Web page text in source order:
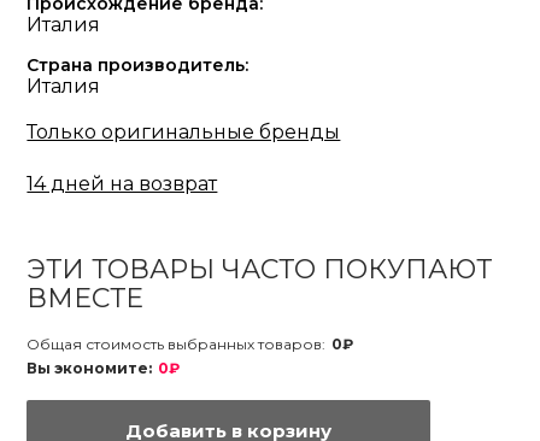
Италия
Страна производитель:
Италия
Только оригинальные бренды
14 дней на возврат
ЭТИ ТОВАРЫ ЧАСТО ПОКУПАЮТ
ВМЕСТЕ
Общая стоимость выбранных товаров: 0₽
Вы экономите: 0₽
Добавить в корзину